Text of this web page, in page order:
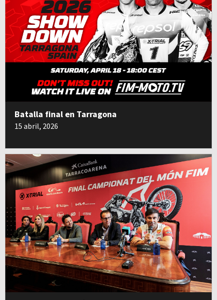
Batalla final en Tarragona
15 abril, 2026